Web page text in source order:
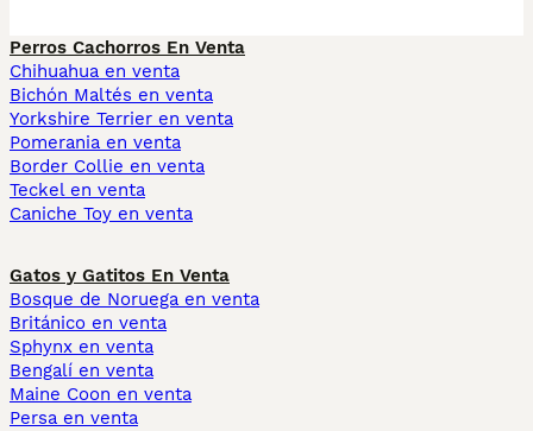
Perros Cachorros En Venta
Chihuahua en venta
Bichón Maltés en venta
Yorkshire Terrier en venta
Pomerania en venta
Border Collie en venta
Teckel en venta
Caniche Toy en venta
Gatos y Gatitos En Venta
Bosque de Noruega en venta
Británico en venta
Sphynx en venta
Bengalí en venta
Maine Coon en venta
Persa en venta